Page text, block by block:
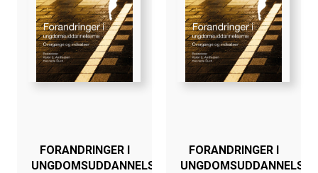
FORANDRINGER I
UNGDOMSUDDANNELSERNE
FORANDRINGER I